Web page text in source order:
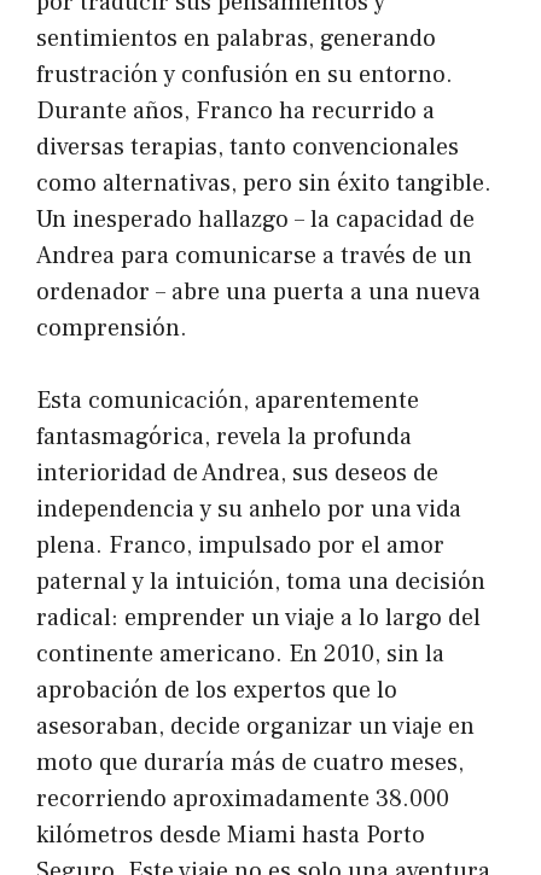
sentimientos en palabras, generando
frustración y confusión en su entorno.
Durante años, Franco ha recurrido a
diversas terapias, tanto convencionales
como alternativas, pero sin éxito tangible.
Un inesperado hallazgo – la capacidad de
Andrea para comunicarse a través de un
ordenador – abre una puerta a una nueva
comprensión.
Esta comunicación, aparentemente
fantasmagórica, revela la profunda
interioridad de Andrea, sus deseos de
independencia y su anhelo por una vida
plena. Franco, impulsado por el amor
paternal y la intuición, toma una decisión
radical: emprender un viaje a lo largo del
continente americano. En 2010, sin la
aprobación de los expertos que lo
asesoraban, decide organizar un viaje en
moto que duraría más de cuatro meses,
recorriendo aproximadamente 38.000
kilómetros desde Miami hasta Porto